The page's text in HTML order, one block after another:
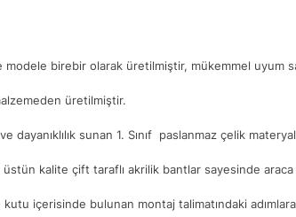
modele birebir olarak üretilmiştir, mükemmel uyum
üretilmiştir.
dayanıklılık sunan 1. Sınıf paslanmaz çelik
kalite çift taraflı akrilik bantlar sayesinde
içerisinde bulunan montaj talimatındaki